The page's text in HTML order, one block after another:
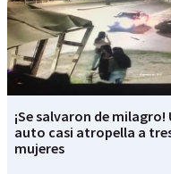
¡Se salvaron de milagro!
auto casi atropella a
mujeres